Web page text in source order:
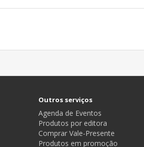
Outros serviços
Agenda de Eventos
Produtos por editora
Comprar Vale-Presente
Produtos em promoção